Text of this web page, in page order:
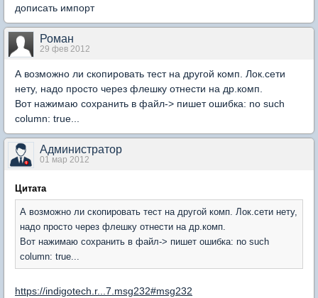
дописать импорт
Роман
29 фев 2012
А возможно ли скопировать тест на другой комп. Лок.сети
нету, надо просто через флешку отнести на др.комп.
Вот нажимаю сохранить в файл-> пишет ошибка: no such
column: true...
Администратор
01 мар 2012
Цитата
А возможно ли скопировать тест на другой комп. Лок.сети нету,
надо просто через флешку отнести на др.комп.
Вот нажимаю сохранить в файл-> пишет ошибка: no such
column: true...
https://indigotech.r...7.msg232#msg232